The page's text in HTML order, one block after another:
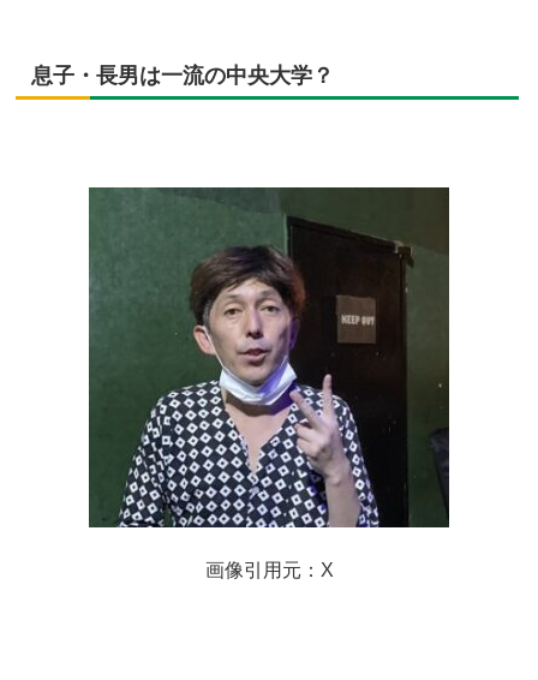
息子・長男は一流の中央大学？
画像引用元：X